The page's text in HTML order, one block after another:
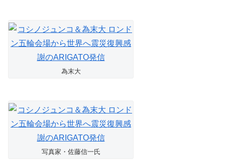
為末大
写真家・佐藤信一氏